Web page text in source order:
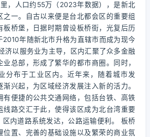
，人口约55万（2023年数据），是新北
之一。自古以来便是台北都会区的重要组
板桥堡，日据时期曾设板桥街，光复后历
2010年随新北市升格为直辖市而成为现今
济以服务业为主导，区内汇聚了众多金融
总部，形成了繁华的都市商圈。同时，
分布于工业区内。近年来，随着城市发
兴起，为区域经济发展注入新的活力。
有便捷的公共交通网络，包括台铁、高铁
线路交汇于此，使得该区成为北台湾重要
区内道路系统发达，公路运输便利。 板桥
位置、完善的基础设施以及繁荣的商业氛